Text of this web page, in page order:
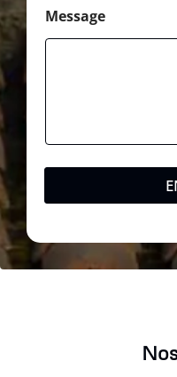
Message